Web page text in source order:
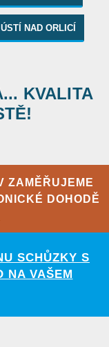
NAD ORLICÍ
KVALITA
ZAMĚŘUJEME
DOHODĚ
SCHŮZKY S
NA VAŠEM